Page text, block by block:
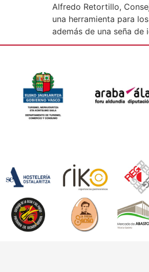
Alfredo Retortillo,
una herramienta para
además de una seña